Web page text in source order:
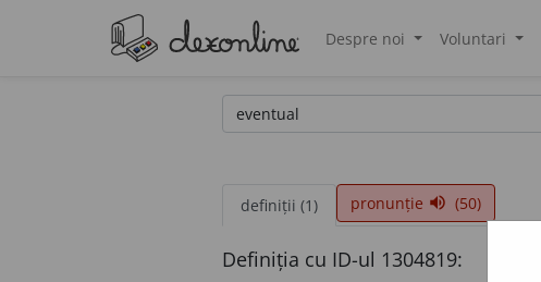
Despre noi Voluntari
definiții (1) pronunție volume_up (50)
Definiția cu ID-ul 1304819: